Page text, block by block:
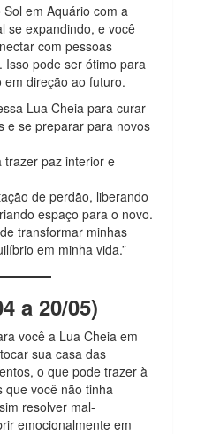
em Aquário com a
se expandindo, e você
com pessoas
Isso pode ser ótimo para
direção ao futuro.
Lua Cheia para curar
e se preparar para novos
trazer paz interior e
de perdão, liberando
espaço para o novo.
transformar minhas
em minha vida.”
a 20/05)
você a Lua Cheia em
sua casa das
o que pode trazer à
que você não tinha
resolver mal-
emocionalmente em